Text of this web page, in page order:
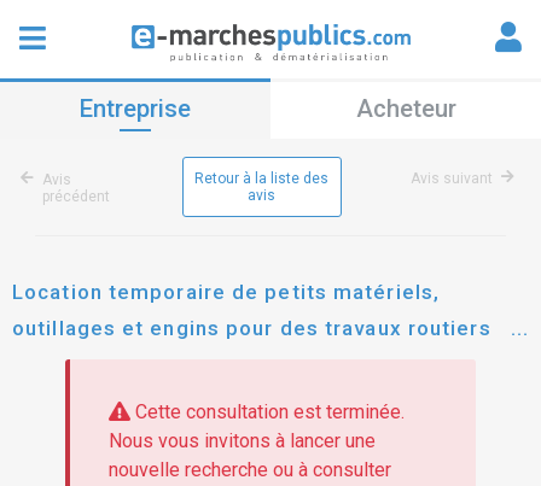
Entreprise Acheteur
Avis
précédent
Retour à la liste des
avis
Avis suivant
Location temporaire de petits matériels,
outillages et engins pour des travaux routiers
(terrassement, entretien courant des chaussées,
assainissement...)Cette consultation est terminée.
Nous vous invitons à lancer une
nouvelle recherche ou à consulter